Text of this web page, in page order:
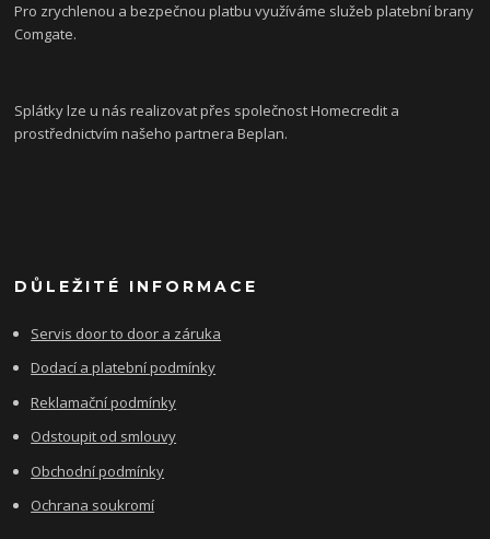
Pro zrychlenou a bezpečnou platbu využíváme služeb platební brany
Comgate.
Splátky lze u nás realizovat přes společnost Homecredit a
prostřednictvím našeho partnera Beplan.
DŮLEŽITÉ INFORMACE
Servis door to door a záruka
Dodací a platební podmínky
Reklamační podmínky
Odstoupit od smlouvy
Obchodní podmínky
Ochrana soukromí